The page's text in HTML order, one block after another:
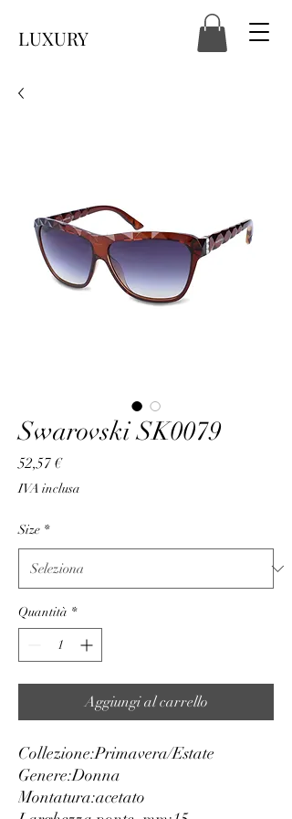
LUXURY
Swarovski SK0079
52,57 €Prezzo
IVA inclusa
Size *
Quantità *
Aggiungi al carrello
Collezione:Primavera/Estate
Genere:Donna
Montatura:acetato